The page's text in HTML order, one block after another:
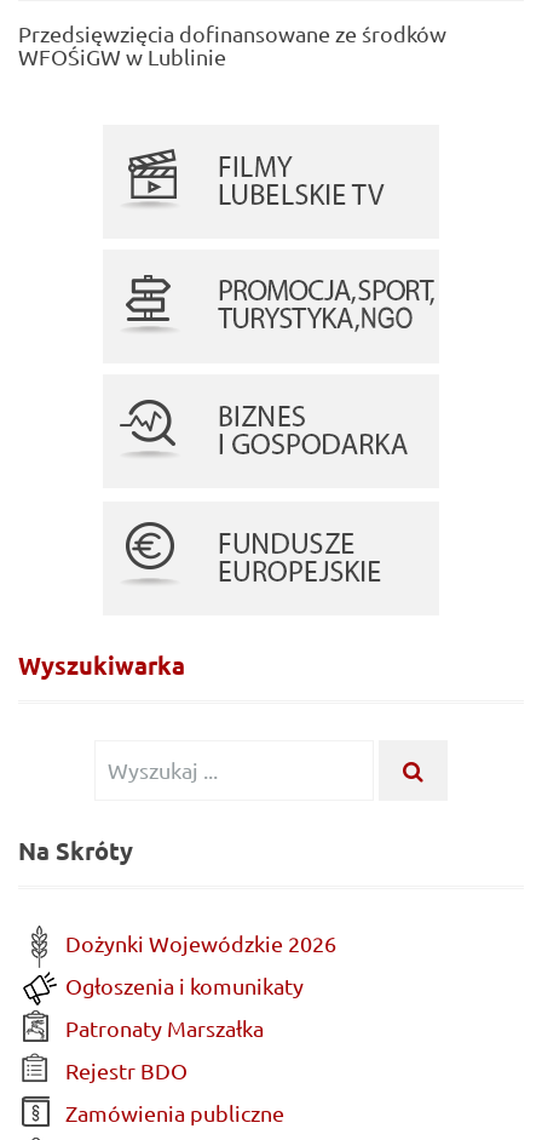
Przedsięwzięcia dofinansowane ze środków
WFOŚiGW w Lublinie
Wyszukiwarka
Wyszukiwanie
Na Skróty
Dożynki Wojewódzkie 2026
Ogłoszenia i komunikaty
Patronaty Marszałka
Rejestr BDO
Zamówienia publiczne